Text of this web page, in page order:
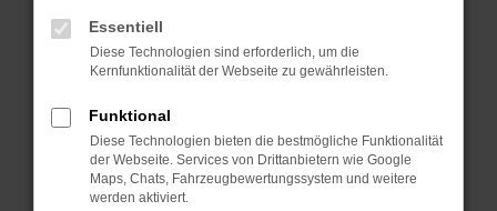
können das Laden bestimmter Seiten
verhindern. Funktioniert die Seite in einem
Fenster?
Starte dein Gerät neu.
Das kann manchmal helfen, vorübergehende
Probleme zu beheben.
Essentiell
Diese Technologien sind erforderlich, um die
Kernfunktionalität der Webseite zu gewährleisten.
Funktional
Diese Technologien bieten die bestmögliche Funktionalität
der Webseite. Services von Drittanbietern wie Google
Maps, Chats, Fahrzeugbewertungssystem und weitere
werden aktiviert.